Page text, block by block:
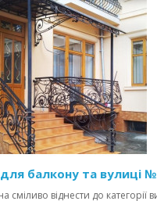
балкону та вулиці
сміливо віднести до категорії